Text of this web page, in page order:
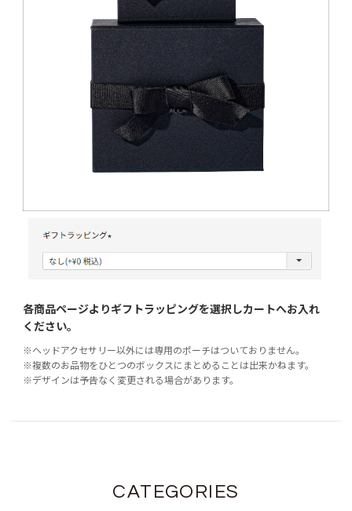
各商品ページよりギフトラッピングを選択しカートへお入れ
ください。
※ヘッドアクセサリー以外には専用のポーチはついておりません。
※複数のお品物をひとつのボックスにまとめることは出来かねます。
※デザインは予告なく変更される場合があります。
CATEGORIES